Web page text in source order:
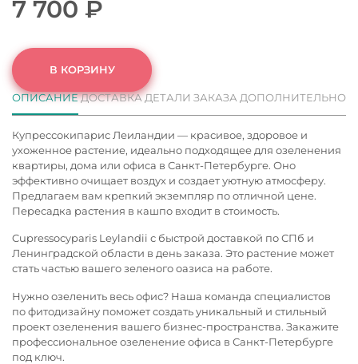
7 700 ₽
В КОРЗИНУ
ОПИСАНИЕДОСТАВКАДЕТАЛИ ЗАКАЗА ДОПОЛНИТЕЛЬНО
Купрессокипарис Леиландии — красивое, здоровое и
ухоженное растение, идеально подходящее для озеленения
квартиры, дома или офиса в Санкт-Петербурге. Оно
эффективно очищает воздух и создает уютную атмосферу.
Предлагаем вам крепкий экземпляр по отличной цене.
Пересадка растения в кашпо входит в стоимость.
Cupressocyparis Leylandii с быстрой доставкой по СПб и
Ленинградской области в день заказа. Это растение может
стать частью вашего зеленого оазиса на работе.
Нужно озеленить весь офис? Наша команда специалистов
по фитодизайну поможет создать уникальный и стильный
проект озеленения вашего бизнес-пространства. Закажите
профессиональноеозеленение офиса в Санкт-Петербурге
под ключ.